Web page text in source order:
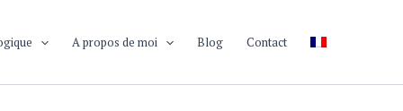
A propos de moi Blog Contact